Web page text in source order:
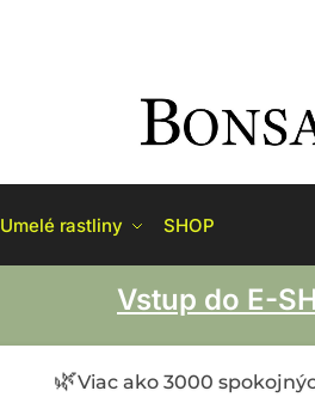
Umelé rastliny SHOP
Vstup do E-
🌿Viac ako 3000